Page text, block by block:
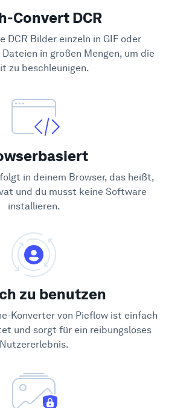
Convert DCR
DCR Bilder einzeln in GIF oder
in großen Mengen, um die
zu beschleunigen.
in deinem Browser, das heißt,
und du musst keine Software
installieren.
zu benutzen
Konverter von Picflow ist einfach
und sorgt für ein reibungsloses
Nutzererlebnis.